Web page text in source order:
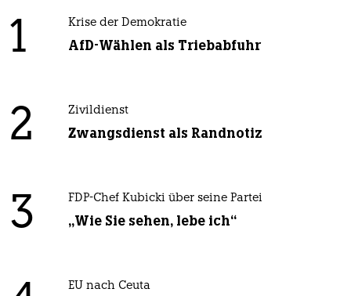
1 Krise der Demokratie
AfD-Wählen als Triebabfuhr
2 Zivildienst
Zwangsdienst als Randnotiz
3 FDP-Chef Kubicki über seine Partei
„Wie Sie sehen, lebe ich“
EU nach Ceuta